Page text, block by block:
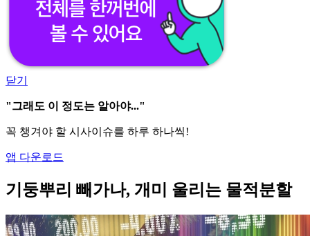
닫기
"그래도 이 정도는 알아야..."
꼭 챙겨야 할 시사이슈를 하루 하나씩!
앱 다운로드
기둥뿌리 빼가나, 개미 울리는 물적분할